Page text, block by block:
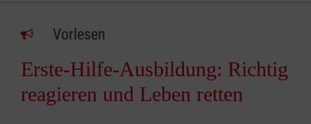
Vorlesen
Erste-Hilfe-Ausbildung: Richtig
reagieren und Leben retten